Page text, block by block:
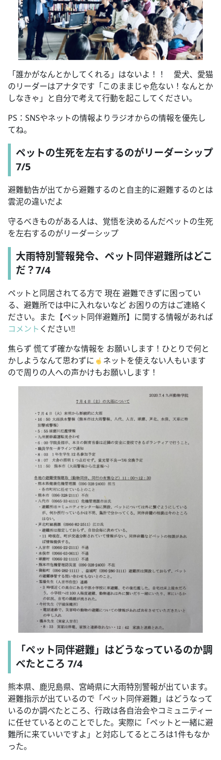
「誰かがなんとかしてくれる」はないよ！！ 愛犬、愛猫
のリーダーはアナタです「このままじゃ危ない！なんとか
しなきゃ」と自分で考えて行動を起こしてください。
PS：SNSやネットの情報よりラジオからの情報を優先し
てね。
ペットの生死を左右するのがリーダーシップ
7/5
避難勧告が出てから避難するのと自主的に避難するのとは
雲泥の違いだよ
守るべきものがある人は、覚悟を決めるんだペットの生死
を左右するのがリーダーシップ
大雨特別警報発令、ペット同伴避難所はどこ
だ？7/4
ペットと同居されてる方で 現在 避難できずに困ってい
る、避難所では中に入れないなど お困りの方はご連絡く
ださい。また【ペット同伴避難所】に関する情報があれば
コメント ください!!
焦らず 慌てず確かな情報を お願いします！ひとりで何と
かしようなんて思わずに
ネットを使えない人もいます
ので周りの人への声かけもお願いします！
「ペット同伴避難」はどうなっているのか調
べたところ 7/4
熊本県、鹿児島県、宮崎県に大雨特別警報が出ています。
避難指示が出ているので「ペット同伴避難」はどうなって
いるのか調べたところ、行政は各自治会やコミュニティー
に任せているとのことでした。実際に「ペットと一緒に避
難所に来ていいですよ」と対応してるところは1件もなか
った。